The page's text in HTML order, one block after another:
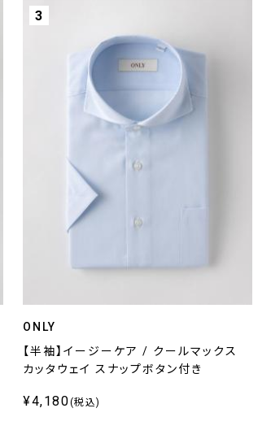
3
ONLY
【半袖】イージーケア / クールマックス
カッタウェイ スナップボタン付き
¥4,180(税込)